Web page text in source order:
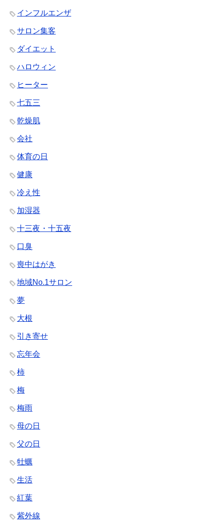
インフルエンザ
サロン集客
ダイエット
ハロウィン
ヒーター
七五三
乾燥肌
会社
体育の日
健康
冷え性
加湿器
十三夜・十五夜
口臭
喪中はがき
地域No.1サロン
夢
大根
引き寄せ
忘年会
柿
梅
梅雨
母の日
父の日
牡蠣
生活
紅葉
紫外線